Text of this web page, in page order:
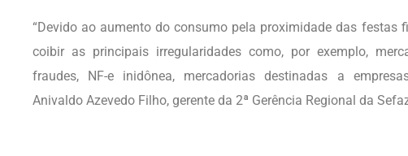
“Devido ao aumento do consumo pela proximidade das festas
coibir as principais irregularidades como, por exemplo,
fraudes, NF-e inidônea, mercadorias destinadas a
Anivaldo Azevedo Filho, gerente da 2ª Gerência Regional da